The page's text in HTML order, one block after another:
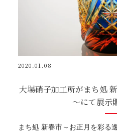
2020.01.08
大場硝子加工所がまち処
～にて展示
まち処 新春市～お正月を彩る